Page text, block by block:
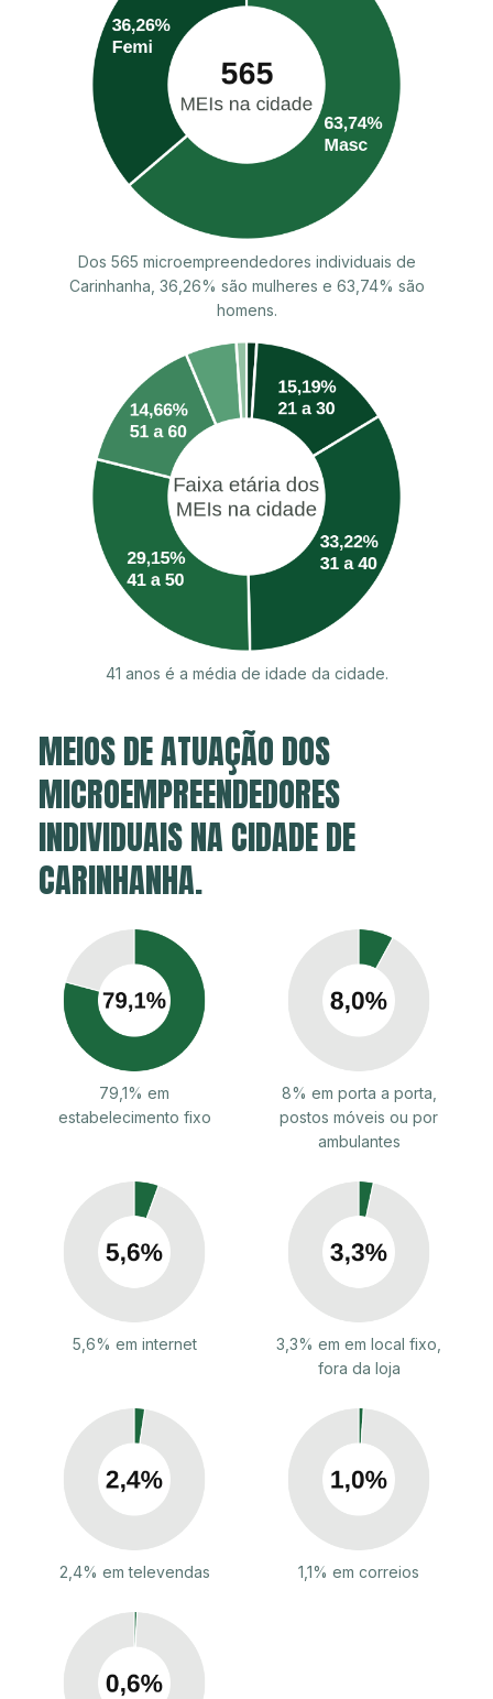
Dos 565 microempreendedores individuais de
Carinhanha, 36,26% são mulheres e 63,74% são
homens.
41 anos é a média de idade da cidade.
MEIOS DE ATUAÇÃO DOS
MICROEMPREENDEDORES
INDIVIDUAIS NA CIDADE DE
CARINHANHA.
79,1% em
estabelecimento fixo
8% em porta a porta,
postos móveis ou por
ambulantes
5,6% em internet
3,3% em em local fixo,
fora da loja
2,4% em televendas 1,1% em correios